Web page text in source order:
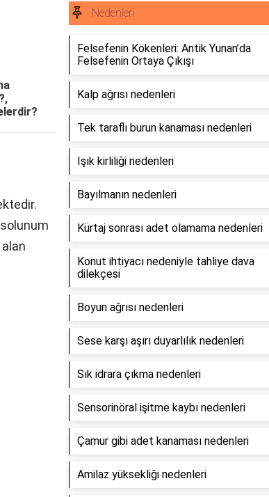
Nedenleri
Felsefenin Kökenleri: Antik Yunan’da
Felsefenin Ortaya Çıkışı
Kalp ağrısı nedenleri
Tek taraflı burun kanaması nedenleri
Işık kirliliği nedenleri
Bayılmanın nedenleri
Kürtaj sonrası adet olamama nedenleri
Konut ihtiyacı nedeniyle tahliye dava
dilekçesi
Boyun ağrısı nedenleri
Sese karşı aşırı duyarlılık nedenleri
Sık idrara çıkma nedenleri
Sensorinöral işitme kaybı nedenleri
Çamur gibi adet kanaması nedenleri
Amilaz yüksekliği nedenleri